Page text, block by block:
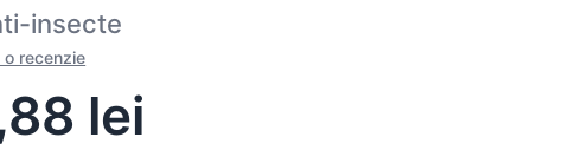
insecte
o recenzie
lei